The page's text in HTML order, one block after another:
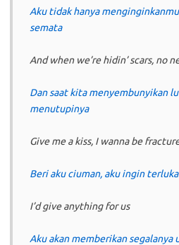
Aku tidak hanya
semata
And when we’re hidin’ scars, no
Dan saat kita menyembunyikan
menutupinya
Give me a kiss, I wanna be
Beri aku ciuman, aku ingin terluka
I’d give anything for us
Aku akan memberikan segalanya